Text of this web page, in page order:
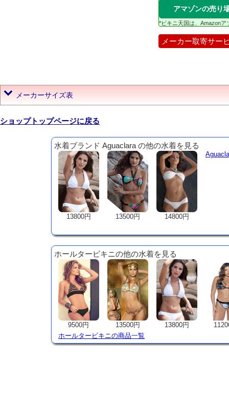
アマゾンの売り
*ビキニ天国は、Amazon
メーカー取寄サー
メーカーサイズ表
ショップトップページに戻る
水着ブランド Aguaclara の他の水着を見る
13800円 13500円 14800円
ホールタービキニの他の水着を見る
9500円 13500円 13800円
ホールタービキニの商品一覧